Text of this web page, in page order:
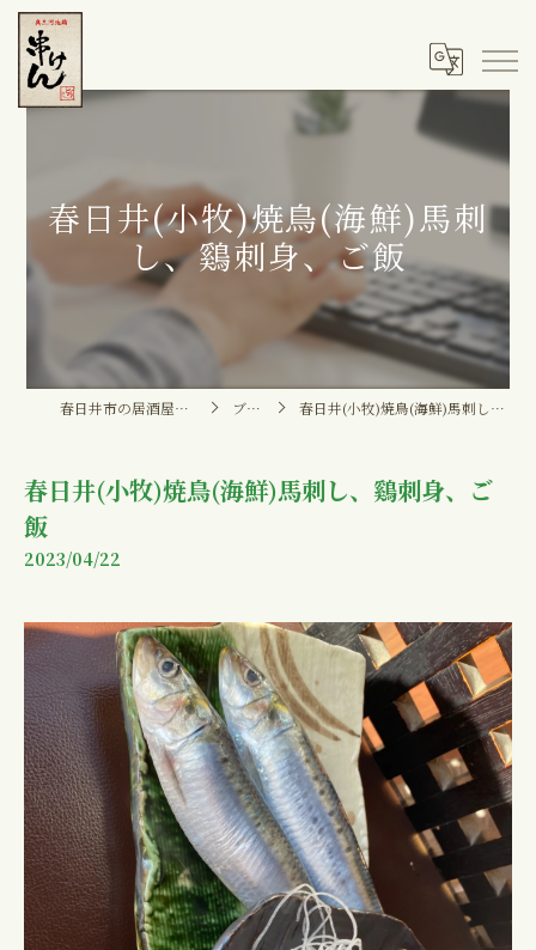
春日井(小牧)焼鳥(海鮮)馬刺
し、鷄刺身、ご飯
春日井市の居酒屋なら串けん ブログ 春日井(小牧)焼鳥(海鮮)馬刺し、鷄刺身、ご飯
春日井(小牧)焼鳥(海鮮)馬刺し、鷄刺身、ご
飯
2023/04/22